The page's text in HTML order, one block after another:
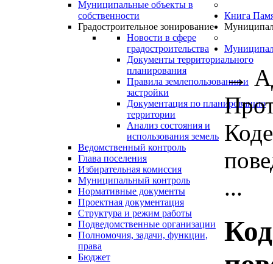
Муниципальные объекты в
собственности
Градостроительное зонирование
Новости в сфере
градостроительства
Документы территориального
планирования
Правила землепользования и
застройки
Документация по планированию
территории
Анализ состояния и
использования земель
Ведомственный контроль
Глава поселения
Избирательная комиссия
Муниципальный контроль
Нормативные документы
Проектная документация
Структура и режим работы
Подведомственные организации
Полномочия, задачи, функции,
права
Бюджет
Книга
→
...